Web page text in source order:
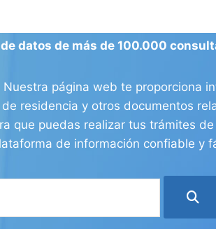
datos de más de 100.000
página web te proporciona
residencia y otros documentos
que puedas realizar tus trámites
de información confiable y